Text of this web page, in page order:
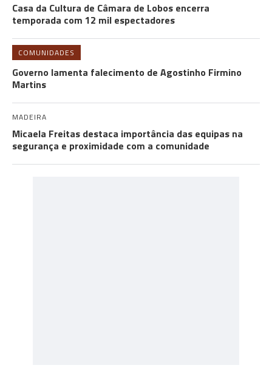
Casa da Cultura de Câmara de Lobos encerra
temporada com 12 mil espectadores
COMUNIDADES
Governo lamenta falecimento de Agostinho Firmino
Martins
MADEIRA
Micaela Freitas destaca importância das equipas na
segurança e proximidade com a comunidade